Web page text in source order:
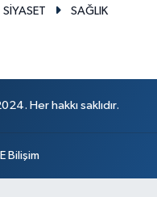
SİYASET
SAĞLIK
Her hakkı saklıdır.
Bilişim